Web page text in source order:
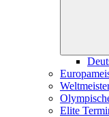
Elite